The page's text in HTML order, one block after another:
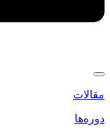
مقالات
دوره‌ها